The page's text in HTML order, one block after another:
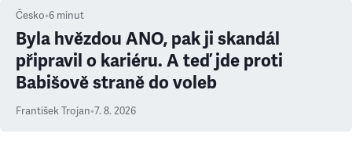
Česko•6 minut
Byla hvězdou ANO, pak ji skandál
připravil o kariéru. A teď jde proti
Babišově straně do voleb
František Trojan•7. 8. 2026